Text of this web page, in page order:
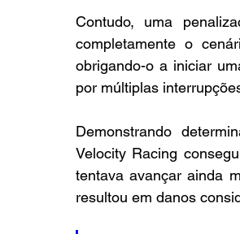
Contudo, uma
completamente o
obrigando-o a iniciar
por múltiplas
Demonstrando
Velocity Racing
tentava avançar ainda
resultou em danos